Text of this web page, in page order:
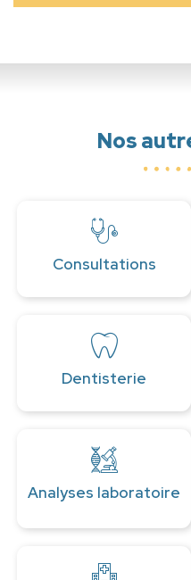
Nos
Consultations
Dentisterie
Analyses laboratoire